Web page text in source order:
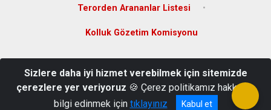
Terorden Arananlar Listesi
Kolluk Gözetim Komisyonu
Durağan/SİNOP
0368 4161001
Sizlere daha iyi hizmet verebilmek için sitemizde
çerezlere yer veriyoruz 🍪 Çerez politikamız hakkında
bilgi edinmek için tıklayınız Kabul et